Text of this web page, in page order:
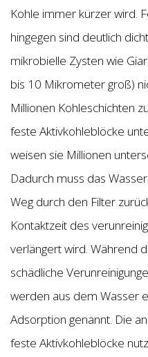
Kohle immer kürzer wird.
hingegen sind deutlich
mikrobielle Zysten wie
bis 10 Mikrometer groß)
Millionen Kohleschichten
feste Aktivkohleblöcke
weisen sie Millionen
Dadurch muss das
Weg durch den Filter
Kontaktzeit des
verlängert wird. Während
schädliche
werden aus dem Wasser
Adsorption genannt. Die
feste Aktivkohleblöcke